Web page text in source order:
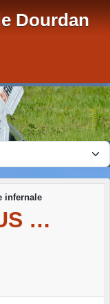
Dourdan
infernale
…